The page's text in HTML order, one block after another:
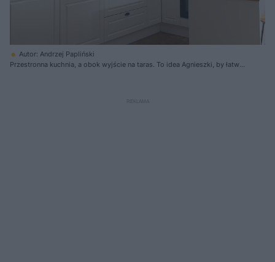
Autor: Andrzej Papliński
Przestronna kuchnia, a obok wyjście na taras. To idea Agnieszki, by łatwo